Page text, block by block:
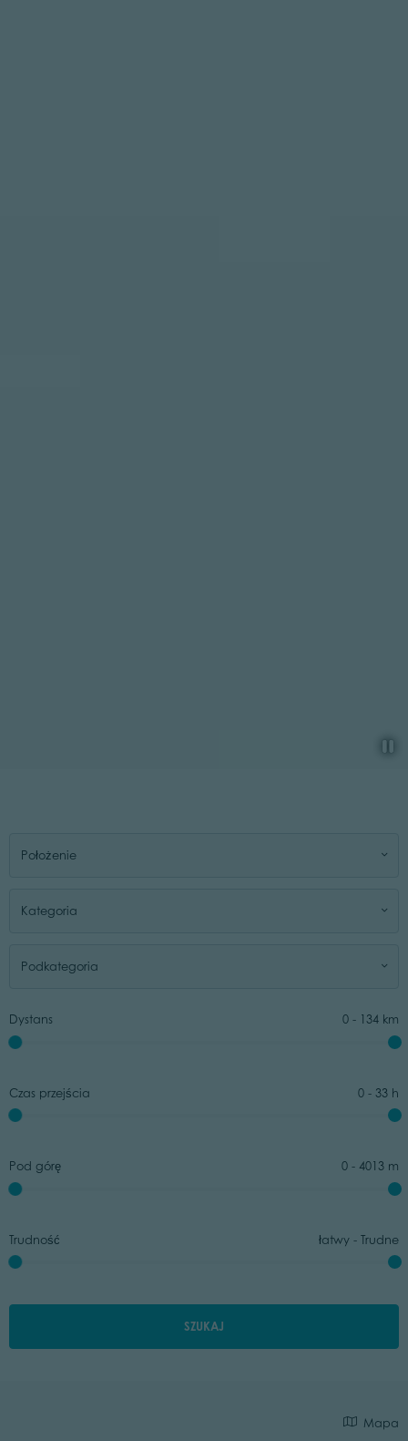
Położenie
Kategoria
Podkategoria
Dystans 0 - 134 km
Czas przejścia 0 - 33 h
Pod górę 0 - 4013 m
Trudność łatwy -Trudne
SZUKAJ
Mapa